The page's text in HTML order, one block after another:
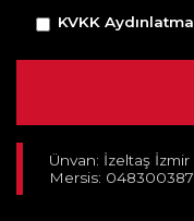
KVKK
Ünvan: İzeltaş
Mersis: